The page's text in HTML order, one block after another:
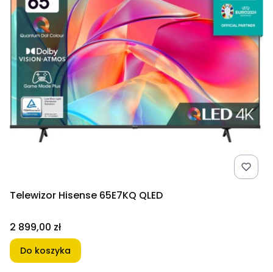
Telewizor Hisense 65E7KQ QLED
Cena
2 899,00 zł
Do koszyka